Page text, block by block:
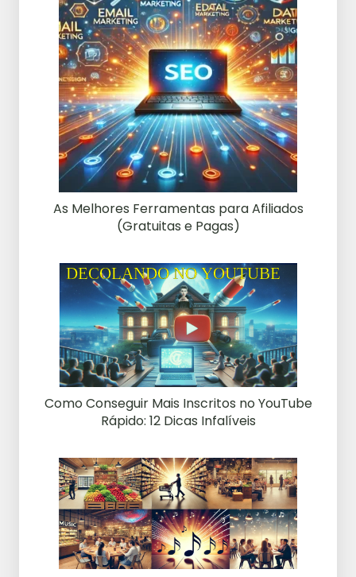
As Melhores Ferramentas para Afiliados
(Gratuitas e Pagas)
Como Conseguir Mais Inscritos no YouTube
Rápido: 12 Dicas Infalíveis